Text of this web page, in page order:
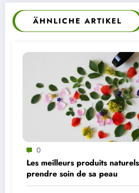
ÄHNLICHE ARTIKEL
0
Les meilleurs produits
prendre soin de sa peau